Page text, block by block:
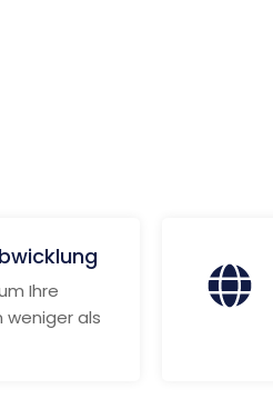
Ihre
weniger als